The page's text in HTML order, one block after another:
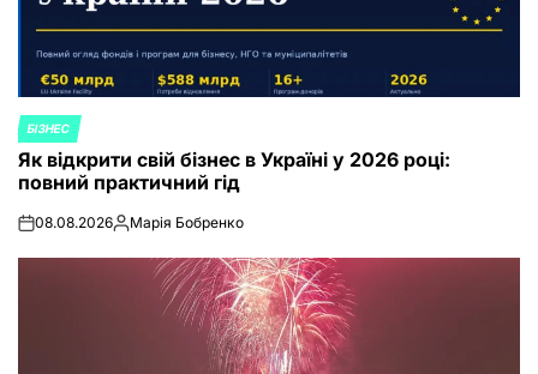
POSTED
IN
БІЗНЕС
Як відкрити свій бізнес в Україні у 2026 році:
повний практичний гід
on08.08.2026Posted
Марія Бобренко